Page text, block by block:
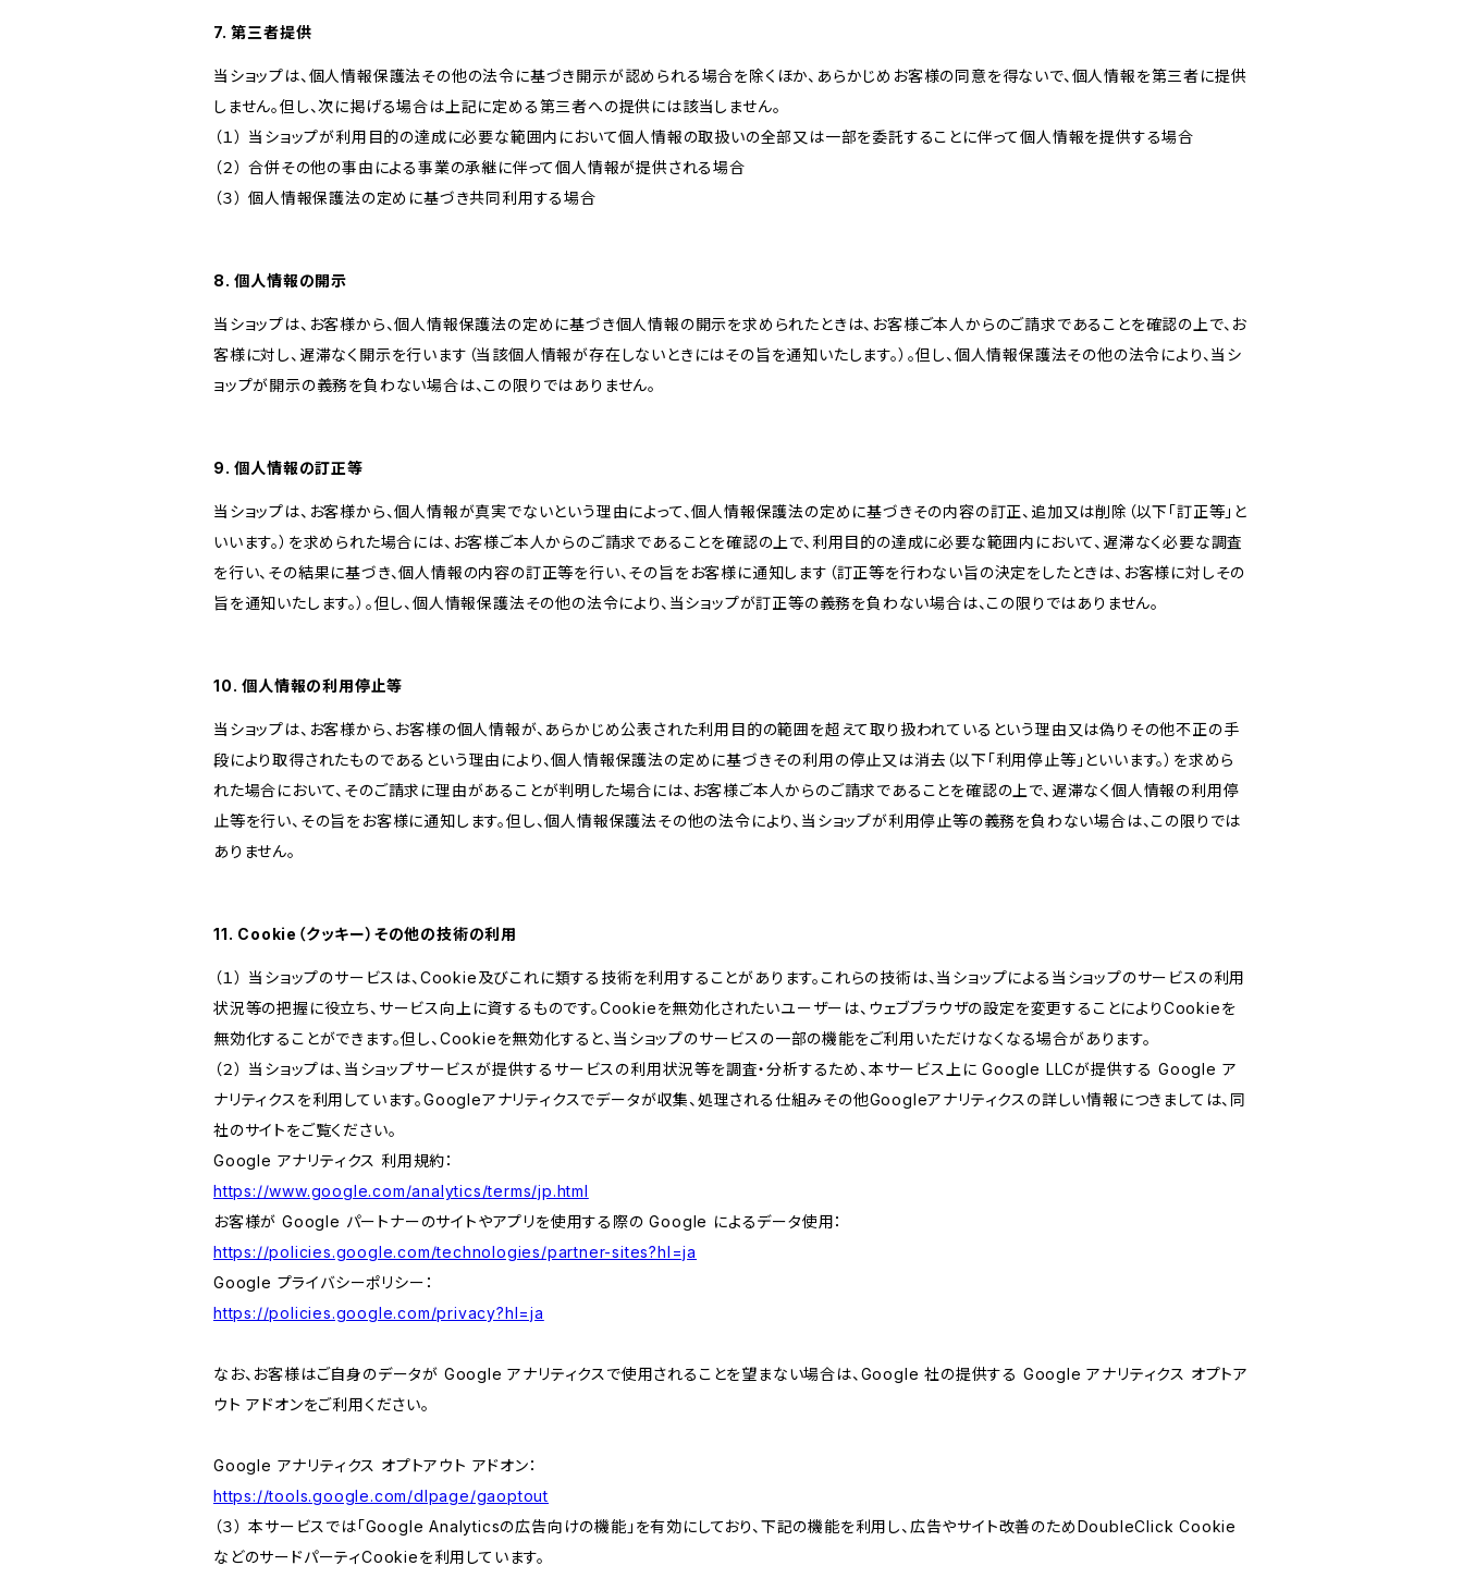
7. 第三者提供
当ショップは、個人情報保護法その他の法令に基づき開示が認められる場合を除くほか、あらかじめお客様の同意を得ないで、個人情報を第三者に提供
しません。但し、次に掲げる場合は上記に定める第三者への提供には該当しません。
（１） 当ショップが利用目的の達成に必要な範囲内において個人情報の取扱いの全部又は一部を委託することに伴って個人情報を提供する場合
（２） 合併その他の事由による事業の承継に伴って個人情報が提供される場合
（３） 個人情報保護法の定めに基づき共同利用する場合
8. 個人情報の開示
当ショップは、お客様から、個人情報保護法の定めに基づき個人情報の開示を求められたときは、お客様ご本人からのご請求であることを確認の上で、お
客様に対し、遅滞なく開示を行います（当該個人情報が存在しないときにはその旨を通知いたします。）。但し、個人情報保護法その他の法令により、当シ
ョップが開示の義務を負わない場合は、この限りではありません。
9. 個人情報の訂正等
当ショップは、お客様から、個人情報が真実でないという理由によって、個人情報保護法の定めに基づきその内容の訂正、追加又は削除（以下「訂正等」と
いいます。）を求められた場合には、お客様ご本人からのご請求であることを確認の上で、利用目的の達成に必要な範囲内において、遅滞なく必要な調査
を行い、その結果に基づき、個人情報の内容の訂正等を行い、その旨をお客様に通知します（訂正等を行わない旨の決定をしたときは、お客様に対しその
旨を通知いたします。）。但し、個人情報保護法その他の法令により、当ショップが訂正等の義務を負わない場合は、この限りではありません。
10. 個人情報の利用停止等
当ショップは、お客様から、お客様の個人情報が、あらかじめ公表された利用目的の範囲を超えて取り扱われているという理由又は偽りその他不正の手
段により取得されたものであるという理由により、個人情報保護法の定めに基づきその利用の停止又は消去（以下「利用停止等」といいます。）を求めら
れた場合において、そのご請求に理由があることが判明した場合には、お客様ご本人からのご請求であることを確認の上で、遅滞なく個人情報の利用停
止等を行い、その旨をお客様に通知します。但し、個人情報保護法その他の法令により、当ショップが利用停止等の義務を負わない場合は、この限りでは
ありません。
11. Cookie（クッキー）その他の技術の利用
（１） 当ショップのサービスは、Cookie及びこれに類する技術を利用することがあります。これらの技術は、当ショップによる当ショップのサービスの利用
状況等の把握に役立ち、サービス向上に資するものです。Cookieを無効化されたいユーザーは、ウェブブラウザの設定を変更することによりCookieを
無効化することができます。但し、Cookieを無効化すると、当ショップのサービスの一部の機能をご利用いただけなくなる場合があります。
（２） 当ショップは、当ショップサービスが提供するサービスの利用状況等を調査・分析するため、本サービス上に Google LLCが提供する Google ア
ナリティクスを利用しています。Googleアナリティクスでデータが収集、処理される仕組みその他Googleアナリティクスの詳しい情報につきましては、同
社のサイトをご覧ください。
Google アナリティクス 利用規約：
https://www.google.com/analytics/terms/jp.html
お客様が Google パートナーのサイトやアプリを使用する際の Google によるデータ使用：
https://policies.google.com/technologies/partner-sites?hl=ja
Google プライバシーポリシー：
https://policies.google.com/privacy?hl=ja
なお、お客様はご自身のデータが Google アナリティクスで使用されることを望まない場合は、Google 社の提供する Google アナリティクス オプトア
ウト アドオンをご利用ください。
Google アナリティクス オプトアウト アドオン：
https://tools.google.com/dlpage/gaoptout
（３） 本サービスでは「Google Analyticsの広告向けの機能」を有効にしており、下記の機能を利用し、広告やサイト改善のためDoubleClick Cookie
などのサードパーティCookieを利用しています。